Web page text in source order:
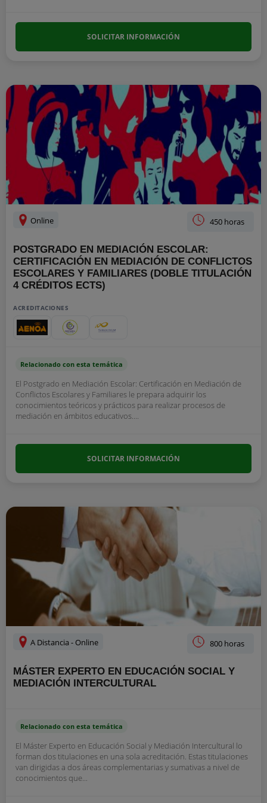
SOLICITAR INFORMACIÓN
Online 450 horas
POSTGRADO EN MEDIACIÓN ESCOLAR:
CERTIFICACIÓN EN MEDIACIÓN DE CONFLICTOS
ESCOLARES Y FAMILIARES (DOBLE TITULACIÓN
4 CRÉDITOS ECTS)
ACREDITACIONES
Relacionado con esta temática
El Postgrado en Mediación Escolar: Certificación en Mediación de
Conflictos Escolares y Familiares le prepara adquirir los
conocimientos teóricos y prácticos para realizar procesos de
mediación en ámbitos educativos....
SOLICITAR INFORMACIÓN
A Distancia - Online 800 horas
MÁSTER EXPERTO EN EDUCACIÓN SOCIAL Y
MEDIACIÓN INTERCULTURAL
Relacionado con esta temática
El Máster Experto en Educación Social y Mediación Intercultural lo
forman dos titulaciones en una sola acreditación. Estas titulaciones
van dirigidas a dos áreas complementarias y sumativas a nivel de
conocimientos que...